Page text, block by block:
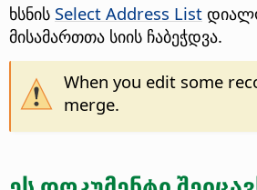
ხსნის Select Address List
მისამართთა სიის ჩაბეჭდვა.
When you edit some
merge.